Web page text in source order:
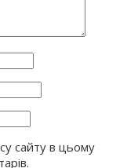
сайту в цьому